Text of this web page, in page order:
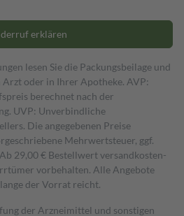
erklären
lesen Sie die Packungsbeilage und
oder in Ihrer Apotheke. AVP:
berechnet nach der
UVP: Unverbindliche
Die angegebenen Preise
Mehrwertsteuer, ggf.
29,00 € Bestell­wert versand­kosten­
vorbehalten. Alle Angebote
der Vorrat reicht.
der Arzneimittel und sonstigen